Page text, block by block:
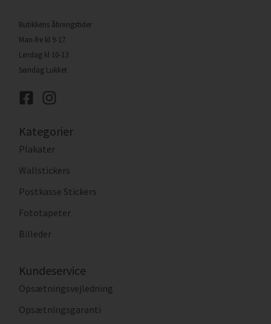
Butikkens åbningstider
Man-fre kl 9-17
Lørdag kl 10-13
Søndag Lukket
Kategorier
Plakater
Wallstickers
Postkasse Stickers
Fototapeter
Billeder
Kundeservice
Opsætningsvejledning
Opsætningsgaranti